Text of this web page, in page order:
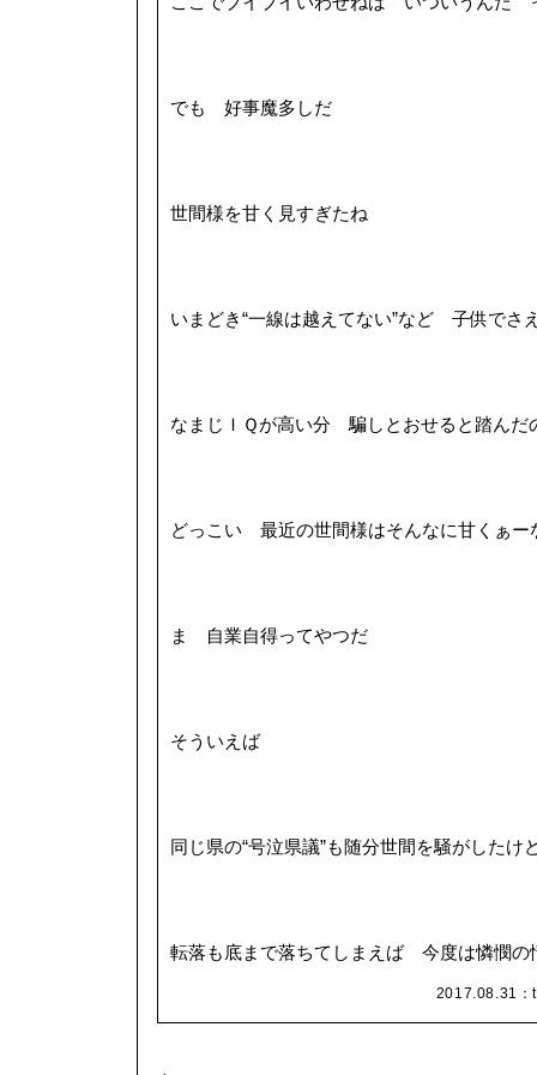
でも 好事魔多しだ
世間様を甘く見すぎたね
いまどき“一線は越えてない”など 子供でさ
なまじＩＱが高い分 騙しとおせると踏んだ
どっこい 最近の世間様はそんなに甘くぁー
ま 自業自得ってやつだ
そういえば
同じ県の“号泣県議”も随分世間を騒がした
転落も底まで落ちてしまえば 今度は憐憫の
2017.08.31：